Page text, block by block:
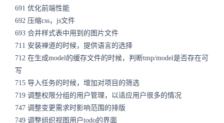
691 优化前端性能
692 压缩css，js文件
693 合并样式表中用到的图片文件
711 安装禅道的时候，提供语言的选择
712 在生成model的缓存文件的时候，判断tmp/model是否存在可
写
715 导入任务的时候，增加对项目的筛选
719 调整权限分组的用户管理，以适应用户很多的情况
747 调整变更需求时影响范围的排版
749 调整组织视图用户todo的界面